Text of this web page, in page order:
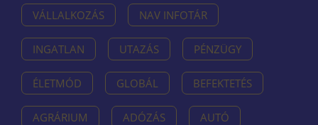
VÁLLALKOZÁS NAV INFOTÁR
INGATLAN UTAZÁS PÉNZÜGY
ÉLETMÓD GLOBÁL BEFEKTETÉS
AGRÁRIUM ADÓZÁS AUTÓ